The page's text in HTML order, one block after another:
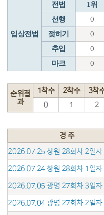
입상전법
전법 1위
선행
0
젖히기
0
추입
0
마크
0
순위결
과
1착수 2착수 3착
0
1 2
경 주
2026.07.25 창원 28회차 2일
2026.07.24 창원 28회차 1일
2026.07.05 광명 27회차 3일
2026.07.04 광명 27회차 2일